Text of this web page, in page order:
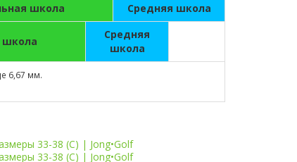
школа Средняя школа
школа
Средняя
школа
6,67 мм.